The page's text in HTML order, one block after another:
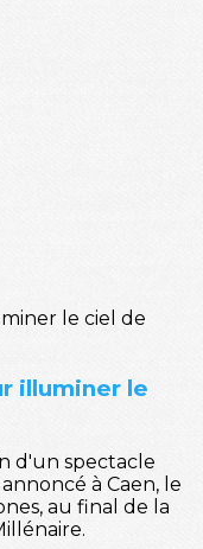
illuminer le
d'un spectacle
à Caen, le
au final de la